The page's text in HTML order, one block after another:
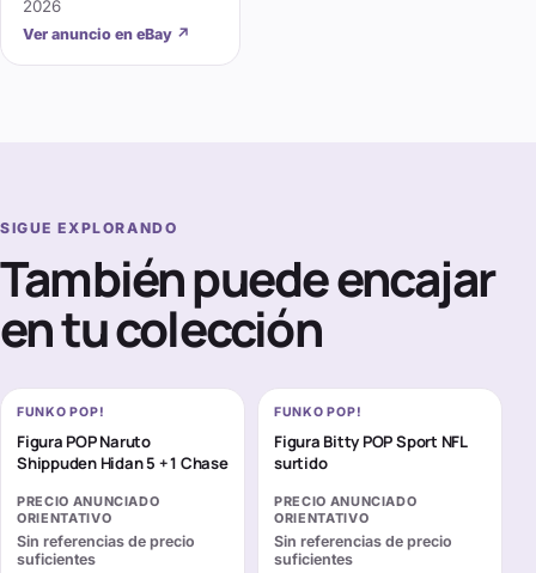
2026
Ver anuncio en eBay ↗
SIGUE EXPLORANDO
También puede encajar
en tu colección
FUNKO POP!
Figura POP Naruto
Shippuden Hidan 5 + 1 Chase
PRECIO ANUNCIADO
ORIENTATIVO
Sin referencias de precio
suficientes
FUNKO POP!
Figura Bitty POP Sport NFL
surtido
PRECIO ANUNCIADO
ORIENTATIVO
Sin referencias de precio
suficientes